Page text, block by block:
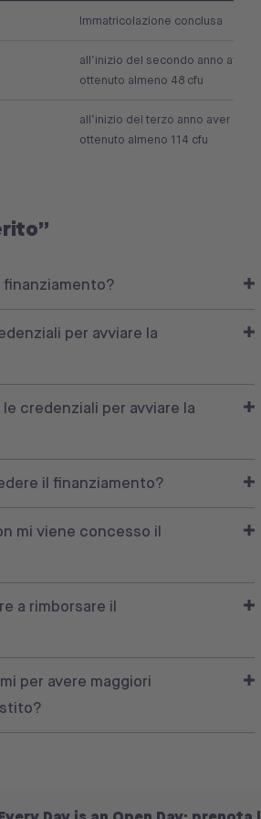
Immatricolazione conclusa
all’inizio del secondo anno aver
ottenuto almeno 48 cfu
all’inizio del terzo anno aver
ottenuto almeno 114 cfu
per avviare la
credenziali per avviare la
il finanziamento?
mi viene concesso il
a rimborsare il
per avere maggiori